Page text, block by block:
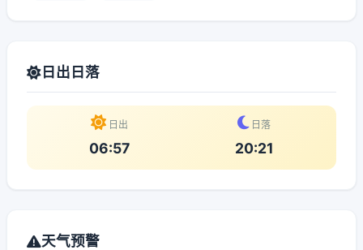
日出日落
日出
06:57
日落
20:21
天气预警